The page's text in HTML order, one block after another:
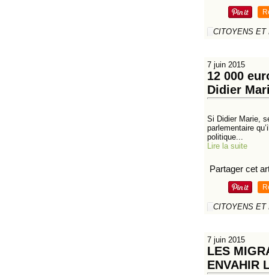
CITOYENS ET
7 juin 2015
12 000
Didier
Si Didier Marie,
parlementaire
politique...
Lire la suite
Partager cet
CITOYENS ET
7 juin 2015
LES
ENVAHIR